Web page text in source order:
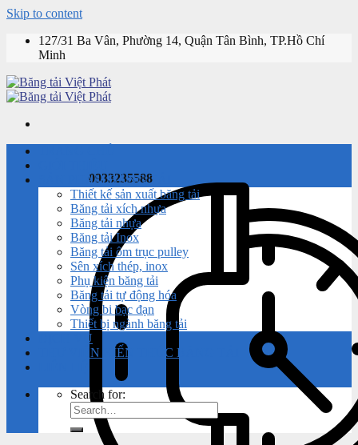
Skip to content
127/31 Ba Vân, Phường 14, Quận Tân Bình, TP.Hồ Chí
Minh
0933235588
SẢN PHẨM BĂNG TẢI
Thiết kế sản xuất băng tải
Băng tải xích nhựa
Băng tải nhựa
Băng tải Inox
Băng tải ôm trục pulley
Sên xích thép, inox
Phụ kiện băng tải
Băng tải tự động hóa
Vòng bi bạc đạn
Thiết bị ngành băng tải
DỊCH VỤ
THƯ VIỆN KIẾN THỨC BĂNG TẢI
Search for: